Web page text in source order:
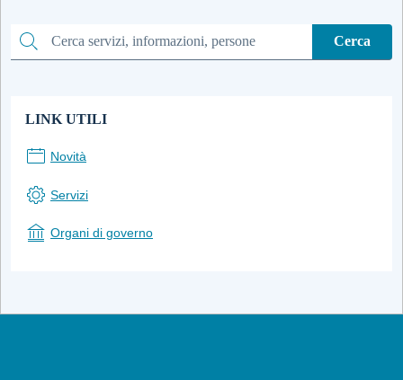
Cerca
Cerca
LINK UTILI
Novità
Servizi
Organi di governo